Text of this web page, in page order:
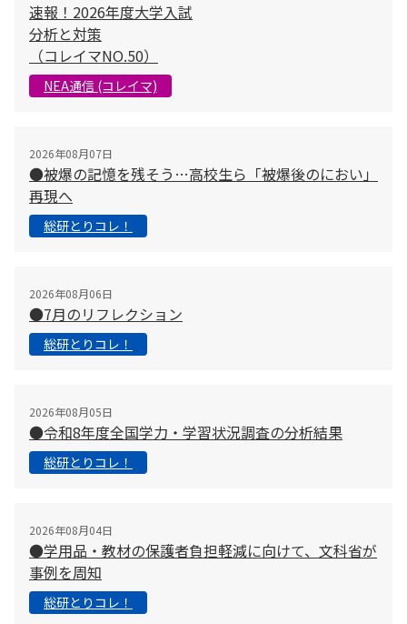
速報！2026年度大学入試
分析と対策
（コレイマNO.50）
NEA通信 (コレイマ)
2026年08月07日
●被爆の記憶を残そう…高校生ら「被爆後のにおい」
再現へ
総研とりコレ！
2026年08月06日
●7月のリフレクション
総研とりコレ！
2026年08月05日
●令和8年度全国学力・学習状況調査の分析結果
総研とりコレ！
2026年08月04日
●学用品・教材の保護者負担軽減に向けて、文科省が
事例を周知
総研とりコレ！